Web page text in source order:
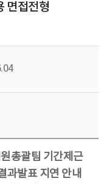
면접전형
총괄팀 기간제근
과발표 지연 안내